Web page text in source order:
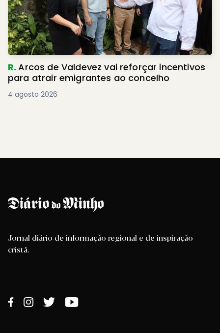
R.Arcos de Valdevez vai reforçar incentivos
para atrair emigrantes ao concelho
4 agosto 2026
Jornal diário de informação regional e de inspiração
cristã.